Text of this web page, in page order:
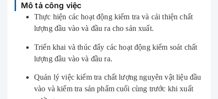
Mô tả công việc
Thực hiện các hoạt động kiểm tra và cải thiện chất
lượng đầu vào và đầu ra cho sản xuất.
Triển khai và thúc đẩy các hoạt động kiểm soát chất
lượng đầu vào và đầu ra.
Quản lý việc kiểm tra chất lượng nguyên vật liệu đầu
vào và kiểm tra sản phẩm cuối cùng trước khi xuất